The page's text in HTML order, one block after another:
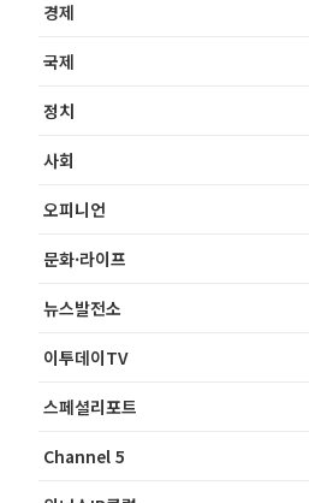
경제
국제
정치
사회
오피니언
문화·라이프
뉴스발전소
이투데이TV
스페셜리포트
Channel 5